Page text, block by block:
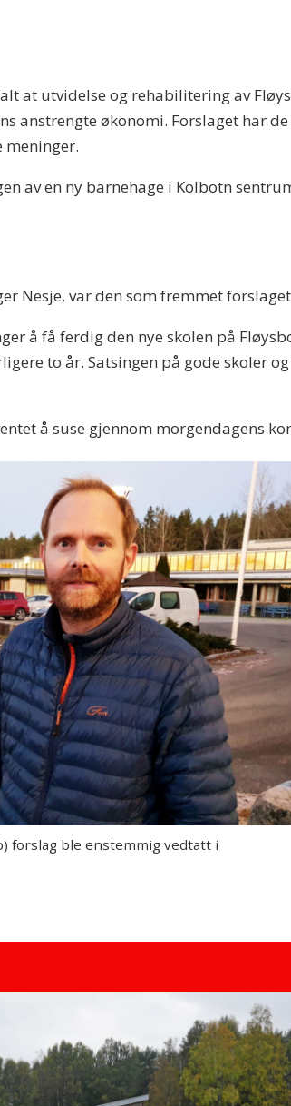
at utvidelse og rehabilitering av
anstrengte økonomi. Forslaget har
av en ny barnehage i Kolbotn
Nesje, var den som fremmet
å få ferdig den nye skolen på
to år. Satsingen på gode skoler
å suse gjennom morgendagens
forslag ble enstemmig vedtatt i